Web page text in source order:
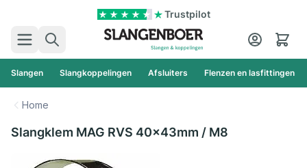
Trustpilot
Zoek
Cart
Slangen Slangkoppelingen Afsluiters Flenzen en lasfittingen
Home
Slangklem MAG RVS 40x43mm / M8